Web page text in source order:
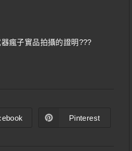
瘋子實品拍攝的證明???
Pinterest